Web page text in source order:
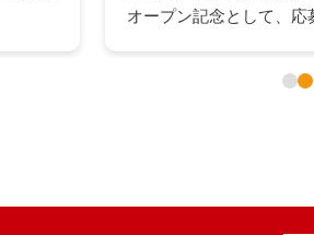
様に
品が抽選で当たるキャン
会にぜひご応募ください。